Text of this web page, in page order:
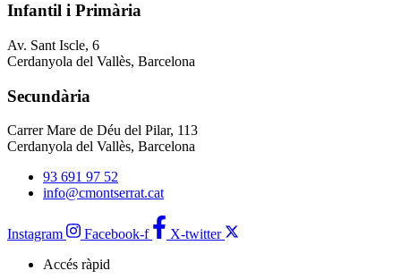
Infantil i Primària
Av. Sant Iscle, 6
Cerdanyola del Vallès, Barcelona
Secundària
Carrer Mare de Déu del Pilar, 113
Cerdanyola del Vallès, Barcelona
93 691 97 52
info@cmontserrat.cat
Instagram Facebook-f
X-twitter
Accés ràpid